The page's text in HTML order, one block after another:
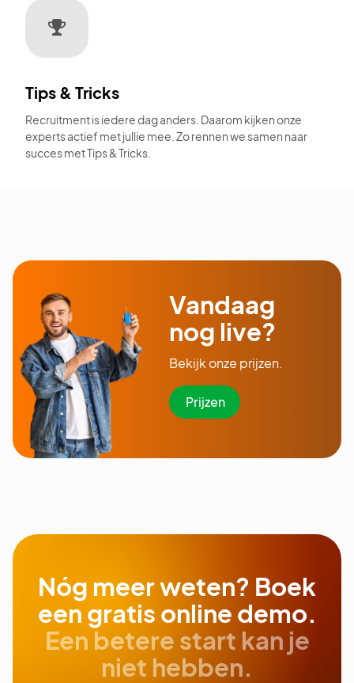
Tips & Tricks
Recruitment is iedere dag anders. Daarom kijken onze
experts actief met jullie mee. Zo rennen we samen naar
succes met Tips & Tricks.
Vandaag
nog live?
Bekijk onze prijzen.
Prijzen
Nóg meer weten? Boek
een gratis online demo.
Een betere start kan je
niet hebben.